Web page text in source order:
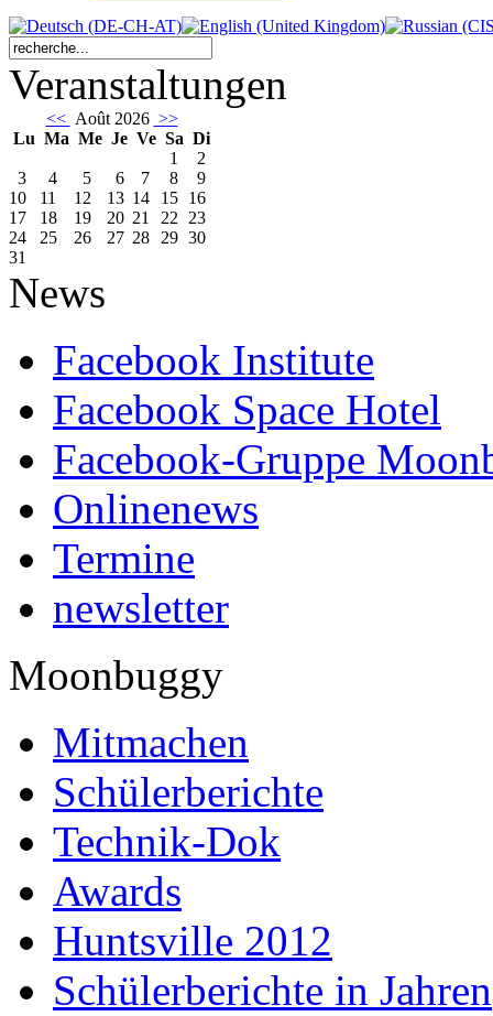
Veranstaltungen
<< Août 2026 >>
Lu Ma Me Je Ve Sa Di
1
2
3
4 5 6 7 8
9
10
11 12 13 14 15 16
17
18 19 20 21 22 23
24
25 26 27 28 29 30
31
News
Facebook Institute
Facebook Space Hotel
Facebook-Gruppe
Onlinenews
Termine
newsletter
Moonbuggy
Mitmachen
Schülerberichte
Technik-Dok
Awards
Huntsville 2012
Schülerberichte in Jahren